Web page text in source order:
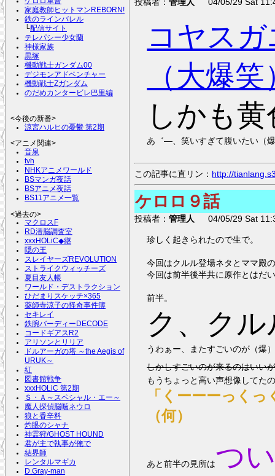
家庭教師ヒットマンREBORN!
鉄のラインバレル
└配信サイト
テレパシー少女蘭
神様家族
黒塚
機動戦士ガンダム00
デジモンアドベンチャー
機動戦士Zガンダム
のだめカンタービレ巴里編
<今後の新番>
涼宮ハルヒの憂鬱 第2期
<アニメ関連>
音泉
tvh
NHKアニメワールド
BSマンガ夜話
BSアニメ夜話
BS11アニメ一覧
<過去の>
マクロスF
RD潜脳調査室
xxxHOLiC◆継
隠の王
スレイヤーズREVOLUTION
ストライクウィッチーズ
夏目友人帳
ワールド・デストラクション
ひだまりスケッチ×365
薬師寺涼子の怪奇事件簿
セキレイ
鉄腕バーディーDECODE
コードギアスR2
アリソンとリリア
ドルアーガの塔 ～the Aegis of
URUK～
紅
図書館戦争
xxxHOLiC 第2期
Ｓ・Ａ～スペシャル・エー～
魔人探偵脳噛ネウロ
狼と香辛料
灼眼のシャナ
神霊狩/GHOST HOUND
君が主で執事が俺で
結界師
レンタルマギカ
D.Gray-man
投稿者：管理人 04/05/29 Sat
コヤス
（大爆笑
しかも
あ゛―、笑いすぎて腹いたい（
この記事に直リン： http://
ケロロ９話
投稿者：管理人 04/05/29 Sat
珍しく起きられたので生で。
今回はクルル登場ネタとママ殿
今回は前半後半共に原作とはだ
前半。
ク、ク
うわぁー、またすごいのが（爆
しかしすごいのが来るのはいい
もうちょっと高い声想像してた
「くーーーっく
（何）
あと前半の見所はつ